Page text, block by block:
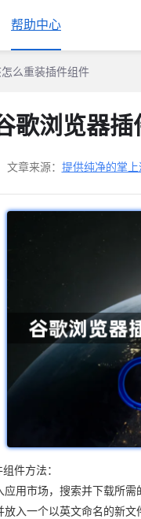
帮助中心
么重装插件组件
歌浏览器
文章来源： 提供纯净的掌
件方法：
用市场，搜索并下载所
入一个以英文命名的新